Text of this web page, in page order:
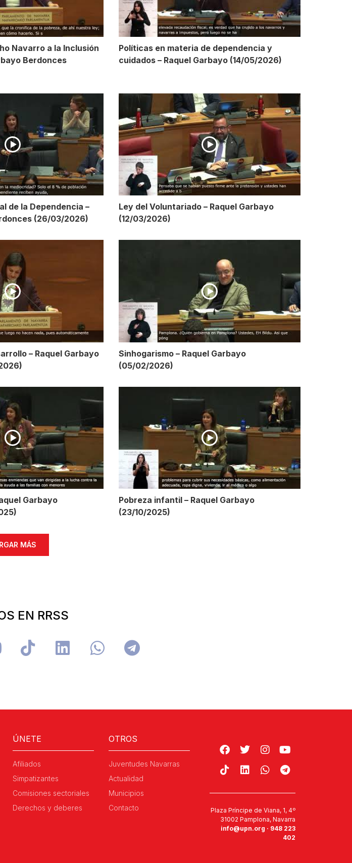
Navarro a la Inclusión
Berdonces
Políticas en materia de dependencia y
cuidados – Raquel Garbayo (14/05/2026)
de la Dependencia –
(26/03/2026)
Ley del Voluntariado – Raquel Garbayo
(12/03/2026)
– Raquel Garbayo
Sinhogarismo – Raquel Garbayo
(05/02/2026)
Garbayo
Pobreza infantil – Raquel Garbayo
(23/10/2025)
MÁS
EN RRSS
ÚNETE
Afiliados
Simpatizantes
Comisiones sectoriales
Derechos y deberes
OTROS
Juventudes Navarras
Actualidad
Municipios
Contacto
Plaza Príncipe de Viana, 1, 4º
31002 Pamplona, Navarra
info@upn.org · 948 223
402